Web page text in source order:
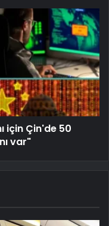
için Çin'de 50
var"